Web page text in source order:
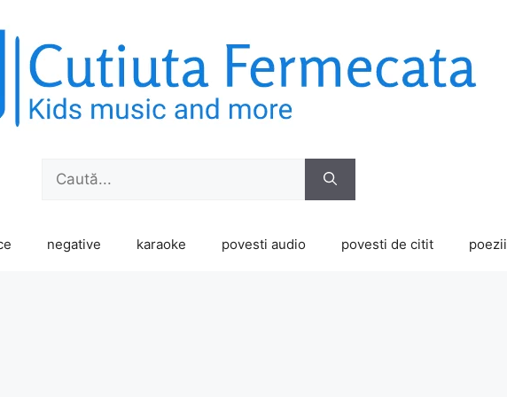
Caută
negative karaoke povesti audio povesti de citit poezii